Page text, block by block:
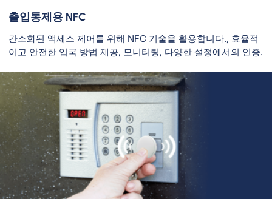
출입통제용 NFC
간소화된 액세스 제어를 위해 NFC 기술을 활용합니다., 효율적
이고 안전한 입국 방법 제공, 모니터링, 다양한 설정에서의 인증.